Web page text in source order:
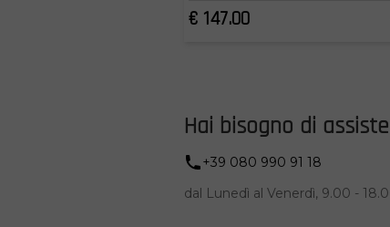
€ 147.00
Hai bisogno di
+39 080 990 91 18
dal Lunedì al Venerdì, 9.00 -